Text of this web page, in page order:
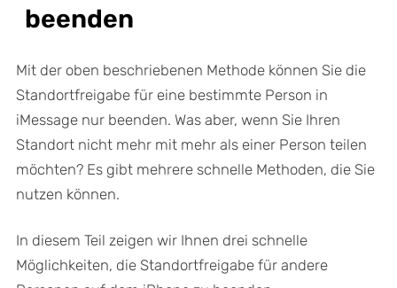
beenden
Mit der oben beschriebenen Methode können Sie die
Standortfreigabe für eine bestimmte Person in
iMessage nur beenden. Was aber, wenn Sie Ihren
Standort nicht mehr mit mehr als einer Person teilen
möchten? Es gibt mehrere schnelle Methoden, die Sie
nutzen können.
In diesem Teil zeigen wir Ihnen drei schnelle
Möglichkeiten, die Standortfreigabe für andere